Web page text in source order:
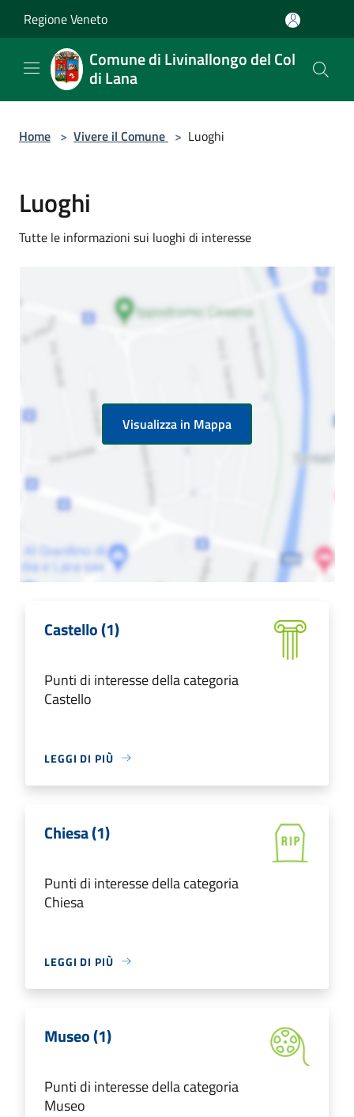
Regione Veneto
Comune di Livinallongo del Col
di Lana
Home > Vivere il Comune > Luoghi
Luoghi
Tutte le informazioni sui luoghi di interesse
Visualizza in Mappa
Castello (1)
Punti di interesse della categoria
Castello
LEGGI DI PIÙ
Chiesa (1)
Punti di interesse della categoria
Chiesa
LEGGI DI PIÙ
Museo (1)
Punti di interesse della categoria
Museo